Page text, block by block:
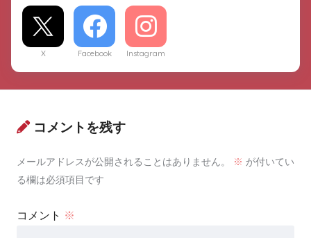
X Facebook Instagram
コメントを残す
メールアドレスが公開されることはありません。 ※ が付いてい
る欄は必須項目です
コメント ※